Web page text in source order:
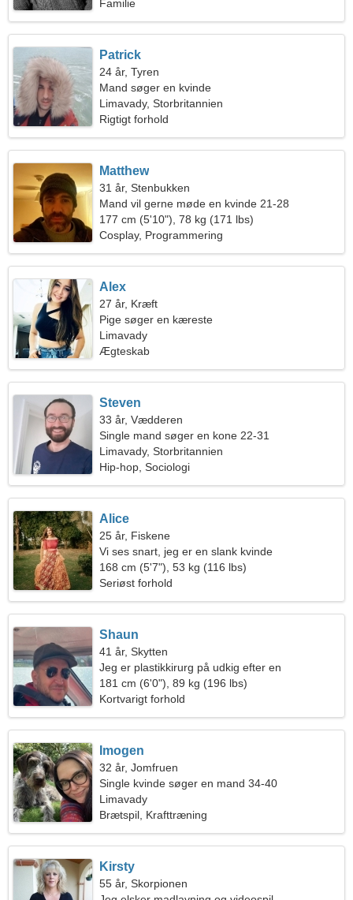
Familie
Patrick
24 år, Tyren
Mand søger en kvinde
Limavady, Storbritannien
Rigtigt forhold
Matthew
31 år, Stenbukken
Mand vil gerne møde en kvinde 21-28
177 cm (5'10"), 78 kg (171 lbs)
Cosplay, Programmering
Alex
27 år, Kræft
Pige søger en kæreste
Limavady
Ægteskab
Steven
33 år, Vædderen
Single mand søger en kone 22-31
Limavady, Storbritannien
Hip-hop, Sociologi
Alice
25 år, Fiskene
Vi ses snart, jeg er en slank kvinde
168 cm (5'7"), 53 kg (116 lbs)
Seriøst forhold
Shaun
41 år, Skytten
Jeg er plastikkirurg på udkig efter en
omgængelig kvinde
181 cm (6'0"), 89 kg (196 lbs)
Kortvarigt forhold
Imogen
32 år, Jomfruen
Single kvinde søger en mand 34-40
Limavady
Brætspil, Krafttræning
Kirsty
55 år, Skorpionen